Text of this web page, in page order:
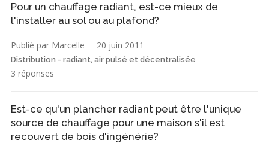
Pour un chauffage radiant, est-ce mieux de
l'installer au sol ou au plafond?
Publié par Marcelle 20 juin 2011
Distribution - radiant, air pulsé et décentralisée
3 réponses
Est-ce qu'un plancher radiant peut être l'unique
source de chauffage pour une maison s'il est
recouvert de bois d'ingénérie?